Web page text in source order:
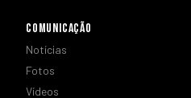
COMUNICAÇÃO
Notícias
Fotos
Vídeos